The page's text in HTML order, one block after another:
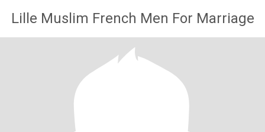
Lille Muslim French Men For Marriage